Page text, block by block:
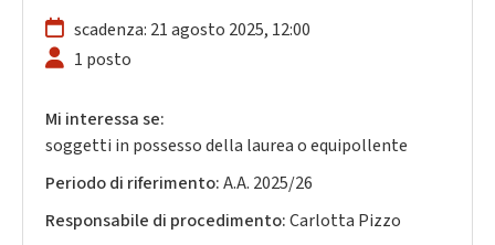
scadenza: 21 agosto 2025, 12:00
1 posto
Mi interessa se:
soggetti in possesso della laurea o equipollente
Periodo di riferimento:A.A. 2025/26
Responsabile di procedimento:Carlotta Pizzo